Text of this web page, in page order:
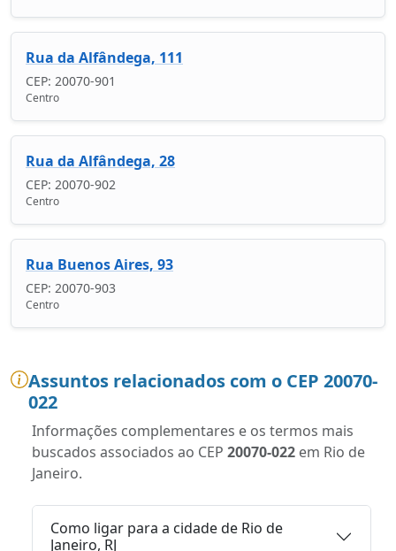
Rua da Alfândega, 111
CEP: 20070-901
Centro
Rua da Alfândega, 28
CEP: 20070-902
Centro
Rua Buenos Aires, 93
CEP: 20070-903
Centro
Assuntos relacionados com o CEP 20070-
022
Informações complementares e os termos mais
buscados associados ao CEP 20070-022 em Rio de
Janeiro.
Como ligar para a cidade de Rio de
Janeiro, RJ